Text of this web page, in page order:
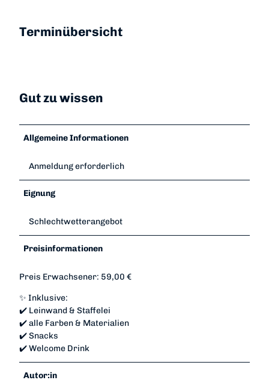
Terminübersicht
Gut zu wissen
Allgemeine Informationen
Anmeldung erforderlich
Eignung
Schlechtwetterangebot
Preisinformationen
Preis Erwachsener: 59,00 €
✨ Inklusive:
✔️ Leinwand & Staffelei
✔️ alle Farben & Materialien
✔️ Snacks
✔️ Welcome Drink
Autor:in